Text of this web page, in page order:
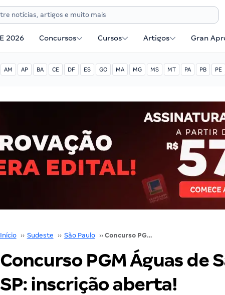
2026 Concursos Cursos Artigos Gran
AM AP BA CE DF ES GO MA MG MS MT PA PB PE
Início ›› Sudeste ›› São Paulo ›› Concurso PGM Águas de Santa Bárbara SP: inscrição aberta!
Concurso PGM Águas de
SP: inscrição aberta!